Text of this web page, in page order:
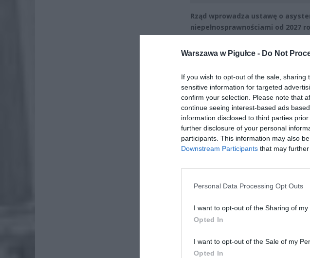
Warszawa w Pigułce - Do Not
If you wish to opt-out of the sale,
sensitive information for targeted
confirm your selection. Please note that
continue seeing interest-based ads
information disclosed to third parties
further disclosure of your personal
participants. This information may also
Downstream Participants that may
Personal Data Processing Opt Outs
I want to opt-out of the Sharing of my
Opted In
I want to opt-out of the Sale of my
Opted In
Rząd wprowadza ustawę o
niepełnosprawnościami od 2027
Osoby z niepełnosprawnościami od
im niezależność i realne wsparcie w
przełomowy krok w polityce
systemowy model pomocy